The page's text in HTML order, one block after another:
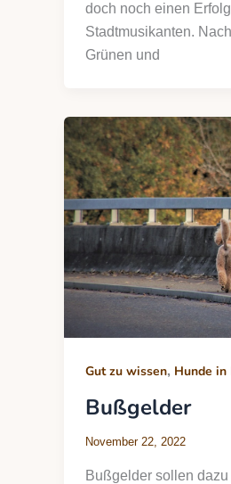
doch noch einen
Stadtmusikanten.
Grünen und
Gut zu wissen, Hunde in
Bußgelder
November 22, 2022
Bußgelder sollen